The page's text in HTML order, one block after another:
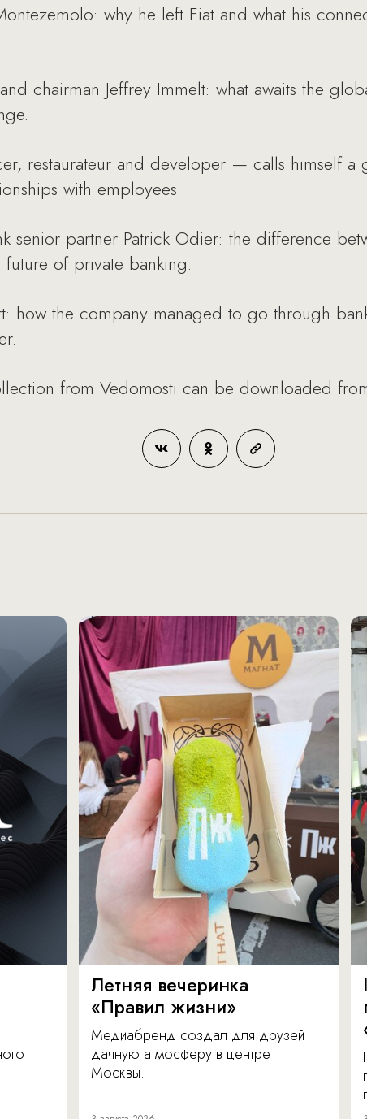
why he left Fiat and what his
chairman Jeffrey Immelt: what awaits the
restaurateur and developer — calls himself a
with employees.
senior partner Patrick Odier: the difference
of private banking.
how the company managed to go through
from Vedomosti can be downloaded
Летняя вечеринка
«Правил жизни»
Медиабренд создал для друзей
дачную атмосферу в центре
Москвы.